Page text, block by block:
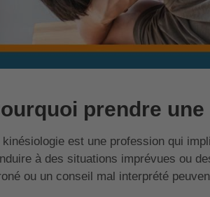
prendre
kinésiologie est une profession qui
à des situations imprévues ou
ou un conseil mal interprété